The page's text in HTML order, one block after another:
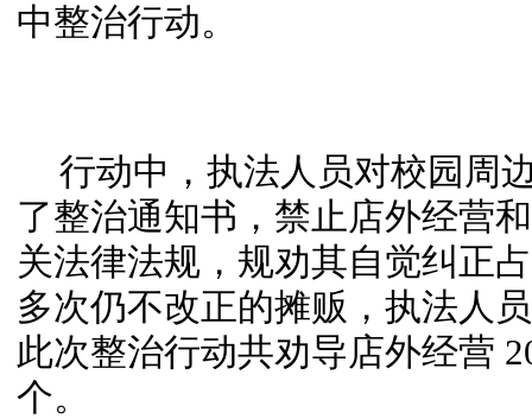
中整治行动。
行动中，执法人员对校园周
了整治通知书，禁止店外经营
关法律法规，规劝其自觉纠正
多次仍不改正的摊贩，执法人
此次整治行动共劝导店外经营
个。